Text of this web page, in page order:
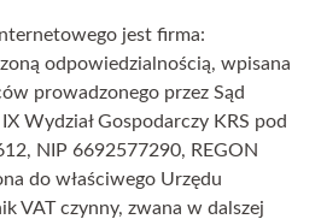
jest firma:
odpowiedzialnością, wpisana
prowadzonego przez Sąd
Wydział Gospodarczy KRS pod
NIP 6692577290, REGON
do właściwego Urzędu
VAT czynny, zwana w dalszej